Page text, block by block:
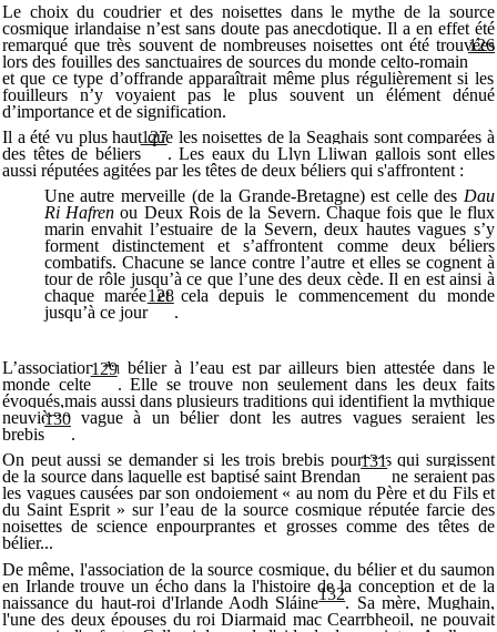
Le choix du coudrier et des noisettes dans le mythe de la source
cosmique irlandaise n’est sans doute pas anecdotique. Il a en effet été
remarqué que très souvent de nombreuses noisettes ont été trouvées
lors des fouilles des sanctuaires de sources du monde celto-romain
126
et que ce type d’offrande apparaîtrait même plus régulièrement si les
fouilleurs n’y voyaient pas le plus souvent un élément dénué
d’importance et de signification.
Il a été vu plus haut que les noisettes de la Seaghais sont comparées à
des têtes de béliers
127
.Les eaux du Llyn Lliwan gallois sont elles
aussi réputées agitées par les têtes de deux béliers qui s'affrontent :
Une autre merveille (de la Grande-Bretagne) est celle des Dau
Ri Hafrenou Deux Rois de la Severn. Chaque fois que le flux
marin envahit l’estuaire de la Severn, deux hautes vagues s’y
forment distinctement et s’affrontent comme deux béliers
combatifs. Chacune se lance contre l’autre et elles se cognent à
tour de rôle jusqu’à ce que l’une des deux cède. Il en est ainsi à
chaque marée et cela depuis le commencement du monde
jusqu’à ce jour
128
.
L’association du bélier à l’eau est par ailleurs bien attestée dans le
monde celte
129
. Elle se trouve non seulement dans les deux faits
évoqués,mais aussi dans plusieurs traditions qui identifient la mythique
neuvième vague à un bélier dont les autres vagues seraient les
brebis
130
.
On peut aussi se demander si les trois brebis pourpres qui surgissent
de la source dans laquelle est baptisé saint Brendan
131
ne seraient pas
les vagues causées par son ondoiement « au nom du Père et du Fils et
du Saint Esprit » sur l’eau de la source cosmique réputée farcie des
noisettes de science enpourprantes et grosses comme des têtes de
bélier...
De même, l'association de la source cosmique, du bélier et du saumon
en Irlande trouve un écho dans la l'histoire de la conception et de la
naissance du haut-roi d'Irlande Aodh Sláine132. Sa mère, Mughain,
l'une des deux épouses du roi Diarmaid mac Cearrbheoil, ne pouvait